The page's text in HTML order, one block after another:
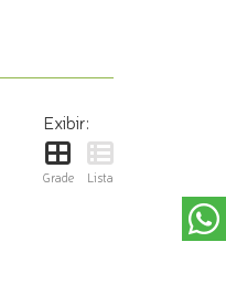
Exibir:
Grade Lista